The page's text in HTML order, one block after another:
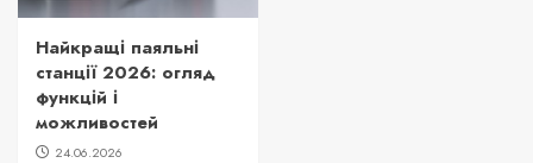
Найкращі паяльні
станції 2026: огляд
функцій і
можливостей
24.06.2026